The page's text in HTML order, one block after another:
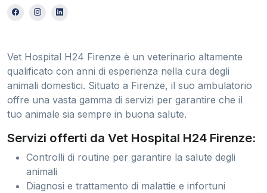
Vet Hospital H24 Firenze è un veterinario altamente
qualificato con anni di esperienza nella cura degli
animali domestici. Situato a Firenze, il suo ambulatorio
offre una vasta gamma di servizi per garantire che il
tuo animale sia sempre in buona salute.
Servizi offerti da Vet Hospital H24 Firenze:
Controlli di routine per garantire la salute degli
animali
Diagnosi e trattamento di malattie e infortuni